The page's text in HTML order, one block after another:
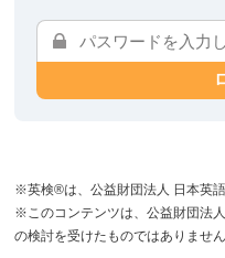
※英検®は、公益財団法人 日本英語
※このコンテンツは、公益財団法
の検討を受けたものではありません